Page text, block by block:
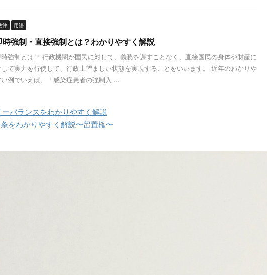
律 用語
時強制・直接強制とは？わかりやすく解説
時強制とは？ 行政機関が国民に対して、義務を課すことなく、直接国民の身体や財産に
して実力を行使して、行政上望ましい状態を実現することをいいます。 近年のわかりや
い例でいえば、「感染症患者の強制入 ...
ーバランスをわかりやすく解説
をわかりやすく解説〜留置権〜